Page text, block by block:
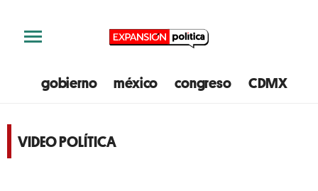
gobierno méxico congreso CDMX
VIDEO POLÍTICA